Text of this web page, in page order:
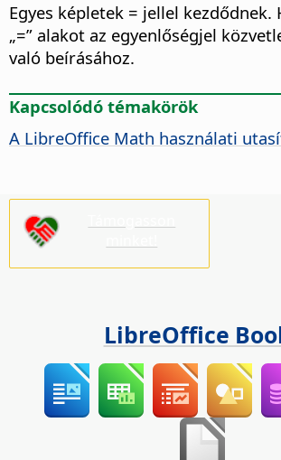
Egyes képletek = jellel kezdődnek.
„=” alakot az egyenlőségjel
való beírásához.
Kapcsolódó témakörök
A LibreOffice Math használati
LibreOffice